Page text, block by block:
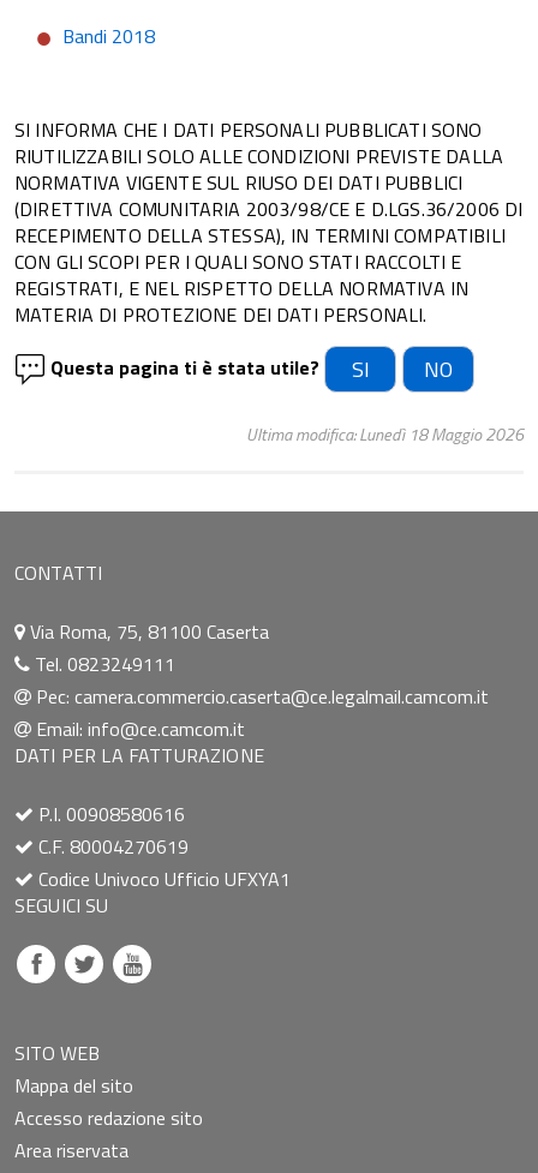
Bandi 2018
SI INFORMA CHE I DATI PERSONALI PUBBLICATI SONO
RIUTILIZZABILI SOLO ALLE CONDIZIONI PREVISTE DALLA
NORMATIVA VIGENTE SUL RIUSO DEI DATI PUBBLICI
(DIRETTIVA COMUNITARIA 2003/98/CE E D.LGS.36/2006 DI
RECEPIMENTO DELLA STESSA), IN TERMINI COMPATIBILI
CON GLI SCOPI PER I QUALI SONO STATI RACCOLTI E
REGISTRATI, E NEL RISPETTO DELLA NORMATIVA IN
MATERIA DI PROTEZIONE DEI DATI PERSONALI.
Questa pagina ti è stata utile?
SI NO
Ultima modifica: Lunedì 18 Maggio 2026
CONTATTI
Via Roma, 75, 81100 Caserta
Tel. 0823249111
Pec: camera.commercio.caserta@ce.legalmail.camcom.it
Email: info@ce.camcom.it
DATI PER LA FATTURAZIONE
P.I. 00908580616
C.F. 80004270619
Codice Univoco Ufficio UFXYA1
SEGUICI SU
SITO WEB
Mappa del sito
Accesso redazione sito
Area riservata